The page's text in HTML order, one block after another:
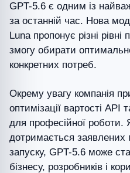
GPT-5.6 є одним із
за останній час. Нова
Luna пропонує різні
змогу обирати
конкретних потреб.
Окрему увагу компанія
оптимізації вартості API
для професійної роботи.
дотримається заявлених
запуску, GPT-5.6 може
бізнесу, розробників і